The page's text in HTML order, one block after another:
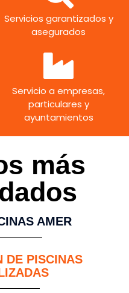
Servicios garantizados y
asegurados
Servicio a empresas,
particulares y
ayuntamientos
más
AMER
DE PISCINAS